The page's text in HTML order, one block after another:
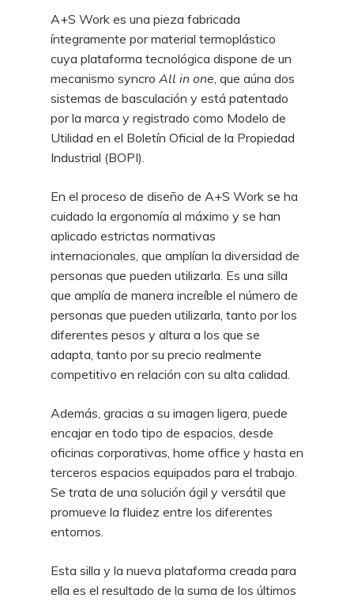
A+S Work es una pieza fabricada
íntegramente por material termoplástico
cuya plataforma tecnológica dispone de un
mecanismo syncro All in one, que aúna dos
sistemas de basculación y está patentado
por la marca y registrado como Modelo de
Utilidad en el Boletín Oficial de la Propiedad
Industrial (BOPI).
En el proceso de diseño de A+S Work se ha
cuidado la ergonomía al máximo y se han
aplicado estrictas normativas
internacionales, que amplían la diversidad de
personas que pueden utilizarla. Es una silla
que amplía de manera increíble el número de
personas que pueden utilizarla, tanto por los
diferentes pesos y altura a los que se
adapta, tanto por su precio realmente
competitivo en relación con su alta calidad.
Además, gracias a su imagen ligera, puede
encajar en todo tipo de espacios, desde
oficinas corporativas, home office y hasta en
terceros espacios equipados para el trabajo.
Se trata de una solución ágil y versátil que
promueve la fluidez entre los diferentes
entornos.
Esta silla y la nueva plataforma creada para
ella es el resultado de la suma de los últimos